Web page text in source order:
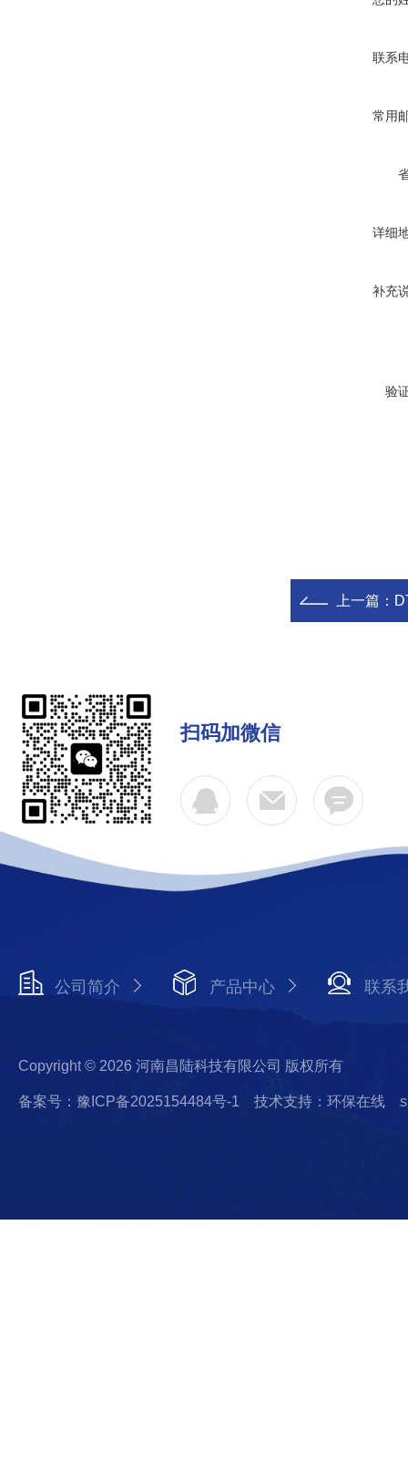
联系
常用
详细
补充
验
上一篇：
扫码加微信
公司简介 产品中心 联系
Copyright © 2026 河南昌陆科技有限公司 版权所有
备案号：豫ICP备2025154484号-1 技术支持：环保在线